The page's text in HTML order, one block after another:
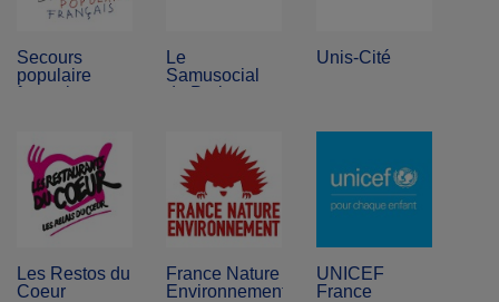
Secours
populaire
français
Le
Samusocial
de Paris
Unis-Cité
Les Restos du
Coeur
France Nature
Environnement
UNICEF
France